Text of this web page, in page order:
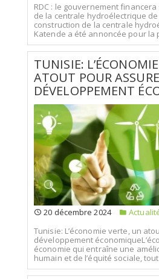
RDC : le gouvernement
de la centrale hydroélectrique
construction de la centrale
Katende a été annoncée pour la
TUNISIE:
ATOUT POUR
DÉVELOPPEMENT
20 décembre 2024
Tunisie: L’économie verte, un
développement
économie qui entraîne une
humain et de l’équité sociale,